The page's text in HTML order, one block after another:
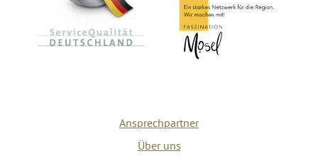
Ansprechpartner
Über uns